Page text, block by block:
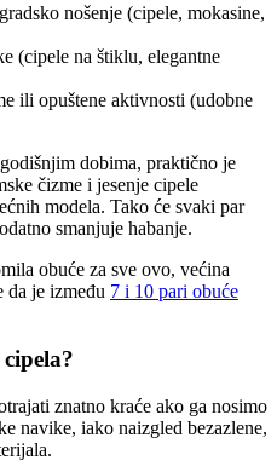
nošenje (cipele, mokasine,
(cipele na štiklu, elegantne
ili opuštene aktivnosti (udobne
dobima, praktično je
čizme i jesenje cipele
modela. Tako će svaki par
smanjuje habanje.
obuće za sve ovo, većina
da je između 7 i 10 pari obuće
znatno kraće ako ga nosimo
navike, iako naizgled bezazlene,